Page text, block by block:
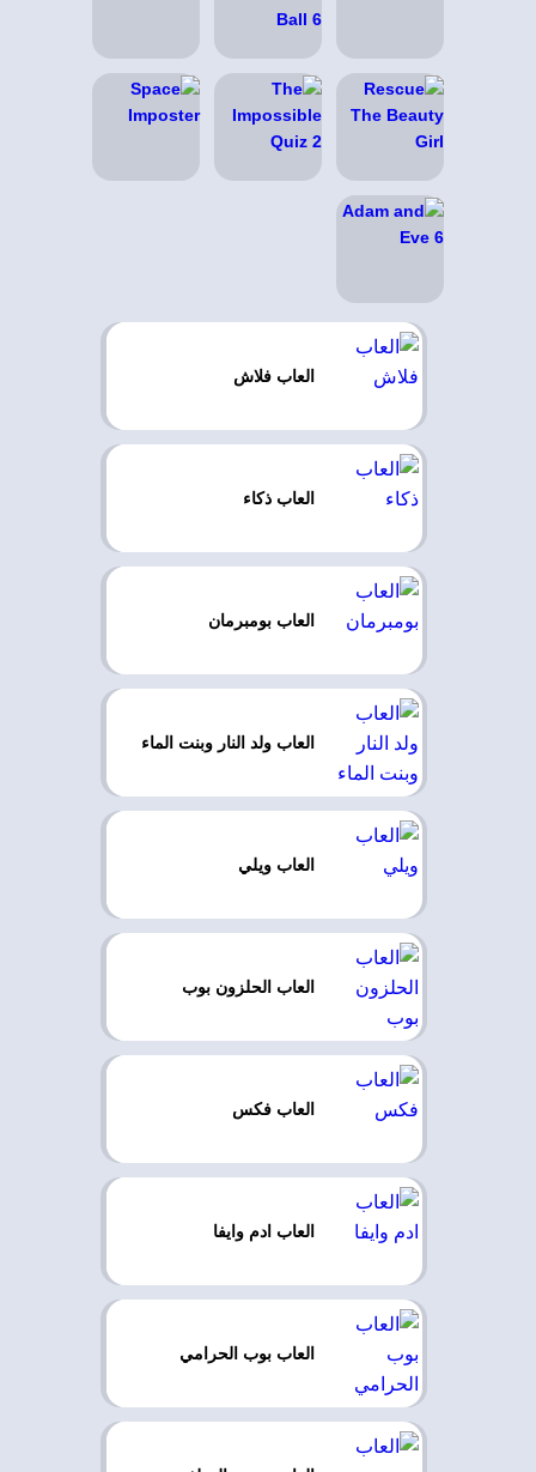
العاب فلاش
العاب ذكاء
العاب بومبرمان
العاب ولد النار وبنت الماء
العاب ويلي
العاب الحلزون بوب
العاب فكس
العاب ادم وايفا
العاب بوب الحرامي